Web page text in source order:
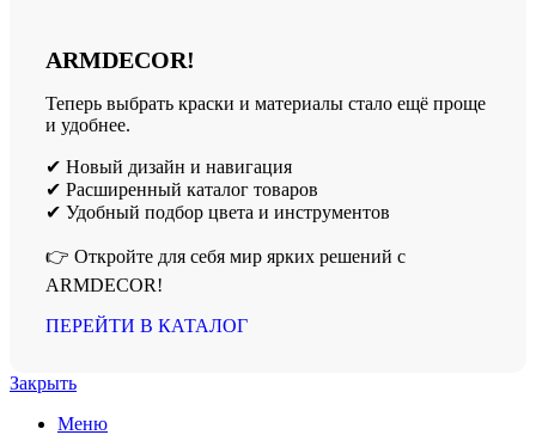
ARMDECOR!
Теперь выбрать краски и материалы стало ещё проще
и удобнее.
✔ Новый дизайн и навигация
✔ Расширенный каталог товаров
✔ Удобный подбор цвета и инструментов
👉 Откройте для себя мир ярких решений с
ARMDECOR!
ПЕРЕЙТИ В КАТАЛОГ
Закрыть
Меню